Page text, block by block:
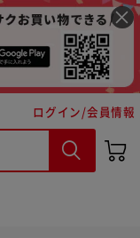
ログイン/会員情報
手続きへ